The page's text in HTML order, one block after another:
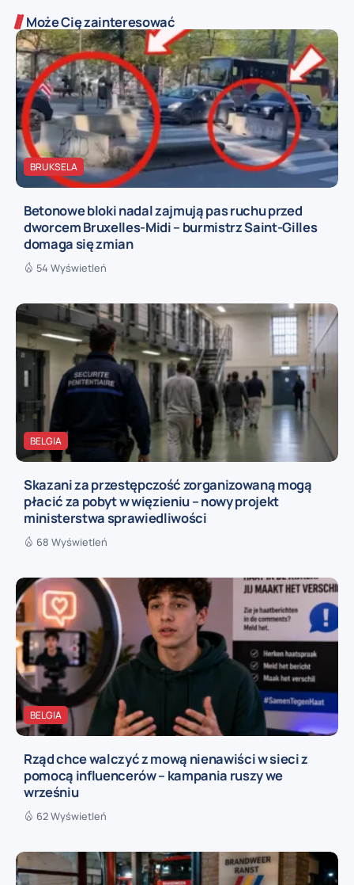
Może Cię zainteresować
BRUKSELA
Betonowe bloki nadal zajmują pas ruchu przed
dworcem Bruxelles-Midi – burmistrz Saint-Gilles
domaga się zmian
54 Wyświetleń
BELGIA
Skazani za przestępczość zorganizowaną mogą
płacić za pobyt w więzieniu – nowy projekt
ministerstwa sprawiedliwości
68 Wyświetleń
BELGIA
Rząd chce walczyć z mową nienawiści w sieci z
pomocą influencerów – kampania ruszy we
wrześniu
62 Wyświetleń